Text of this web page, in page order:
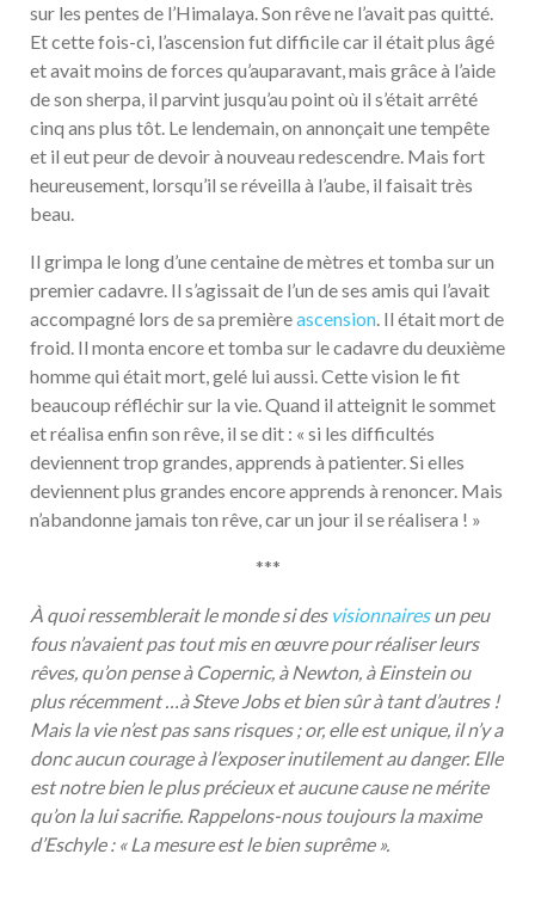
sur les pentes de l’Himalaya. Son rêve ne l’avait pas quitté.
Et cette fois-ci, l’ascension fut difficile car il était plus âgé
et avait moins de forces qu’auparavant, mais grâce à l’aide
de son sherpa, il parvint jusqu’au point où il s’était arrêté
cinq ans plus tôt. Le lendemain, on annonçait une tempête
et il eut peur de devoir à nouveau redescendre. Mais fort
heureusement, lorsqu’il se réveilla à l’aube, il faisait très
beau.
Il grimpa le long d’une centaine de mètres et tomba sur un
premier cadavre. Il s’agissait de l’un de ses amis qui l’avait
accompagné lors de sa premièreascension. Il était mort de
froid. Il monta encore et tomba sur le cadavre du deuxième
homme qui était mort, gelé lui aussi. Cette vision le fit
beaucoup réfléchir sur la vie. Quand il atteignit le sommet
et réalisa enfin son rêve, il se dit : « si les difficultés
deviennent trop grandes, apprends à patienter. Si elles
deviennent plus grandes encore apprends à renoncer. Mais
n’abandonne jamais ton rêve, car un jour il se réalisera ! »
***
À quoi ressemblerait le monde si des visionnairesun peu
fous n’avaient pas tout mis en œuvre pour réaliser leurs
rêves, qu’on pense à Copernic, à Newton, à Einstein ou
plus récemment …à Steve Jobs et bien sûr à tant d’autres !
Mais la vie n’est pas sans risques ; or, elle est unique, il n’y a
donc aucun courage à l’exposer inutilement au danger. Elle
est notre bien le plus précieux et aucune cause ne mérite
qu’on la lui sacrifie. Rappelons-nous toujours la maxime
d’Eschyle : « La mesure est le bien suprême ».